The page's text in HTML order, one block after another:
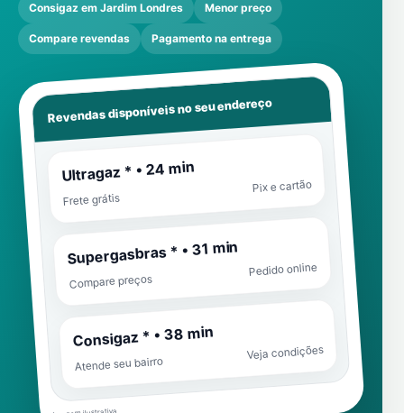
Consigaz em Jardim Londres Menor preço
Compare revendas Pagamento na entrega
Revendas disponíveis no seu endereço
Ultragaz * • 24 min
Frete grátis
Pix e cartão
Supergasbras * • 31 min
Compare preços
Pedido online
Consigaz * • 38 min
Atende seu bairro
Veja condições